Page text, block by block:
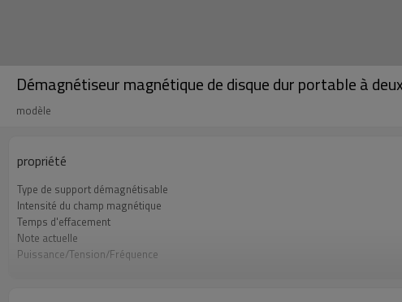
Démagnétiseur magnétique de disque dur portable à
modèle
propriété
Type de support démagnétisable
Intensité du champ magnétique
Temps d'effacement
Note actuelle
Puissance/Tension/Fréquence